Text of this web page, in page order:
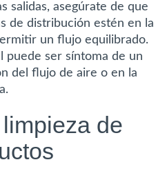
salidas, asegúrate de que
de distribución estén en la
un flujo equilibrado.
puede ser síntoma de un
del flujo de aire o en la
de